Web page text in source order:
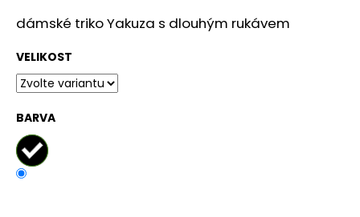
hvězdiček.
dámské triko Yakuza s dlouhým rukávem
VELIKOST
BARVA
HLEDAT
D
p
o
r
u